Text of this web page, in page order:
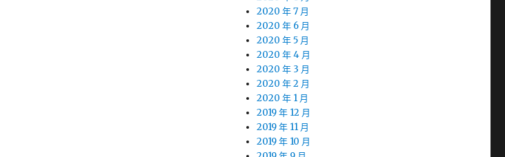
2020 年 7 月
2020 年 6 月
2020 年 5 月
2020 年 4 月
2020 年 3 月
2020 年 2 月
2020 年 1 月
2019 年 12 月
2019 年 11 月
2019 年 10 月